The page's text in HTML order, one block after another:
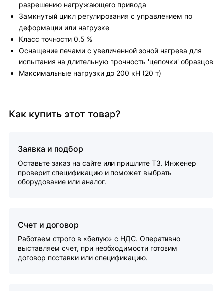
разрешению нагружающего привода
Замкнутый цикл регулирования с управлением по
деформации или нагрузке
Класс точности 0.5 %
Оснащение печами с увеличенной зоной нагрева для
испытания на длительную прочность 'цепочки' образцов
Максимальные нагрузки до 200 кН (20 т)
Как купить этот товар?
Заявка и подбор
Оставьте заказ на сайте или пришлите ТЗ. Инженер
проверит спецификацию и поможет выбрать
оборудование или аналог.
Счет и договор
Работаем строго в «белую» с НДС. Оперативно
выставляем счет, при необходимости готовим
договор поставки или спецификацию.